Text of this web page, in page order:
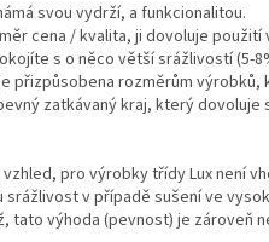
svou vydrží, a funkcionalitou.
cena / kvalita, ji dovoluje
s o něco větší srážlivostí (5-
přizpůsobena rozměrům výrobků,
zatkávaný kraj, který
pro výrobky třídy Lux není
srážlivost v případě sušení ve
tato výhoda (pevnost) je zároveň